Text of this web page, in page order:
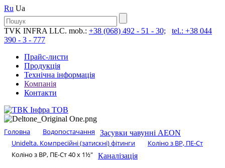
Ru Ua
TVK INFRA LLC. mob.: +38 (068) 492 - 51 - 30;
tel.: +38 044
390 - 3 - 777
Прайс-листи
Продукція
Технічна інформація
Компанія
Контакти
Головна
Водопостачання
Unidelta. Компресійні (затискні) фітинги
Коліно з ВР, ПЕ-Ст
Коліно з ВР, ПЕ-Ст 40 х 1½″
Засувки чавунні AEON
Каналізація